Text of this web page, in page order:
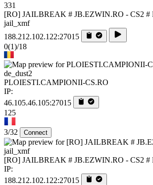
331
[RO] JAILBREAK # JB.EZWIN.RO - CS2 #
jail_xmf
188.212.102.122:27015
0(1)/18
de_dust2
PLOIESTI.CAMPIONII-CS.RO
IP:
46.105.46.105:27015
125
3/32 Connect
jail_xmf
[RO] JAILBREAK # JB.EZWIN.RO - CS2 #
IP:
188.212.102.122:27015